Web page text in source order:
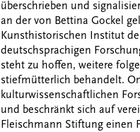
überschrieben und
an der von Bettina Gockel
Kunsthistorischen Institut
deutschsprachigen
steht zu hoffen, weitere
stiefmütterlich behandelt.
kulturwissenschaftlichen
und beschränkt sich auf
Fleischmann Stiftung einen